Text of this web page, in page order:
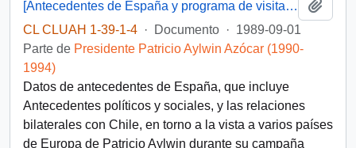
[Antecedentes de España y programa de visita de Patricio Aylwin a España]
CL CLUAH 1-39-1-4 · Documento · 1989-09-01
Parte de Presidente Patricio Aylwin Azócar (1990-
1994)
Datos de antecedentes de España, que incluye
Antecedentes políticos y sociales, y las relaciones
bilaterales con Chile, en torno a la vista a varios países
de Europa de Patricio Aylwin durante su campaña